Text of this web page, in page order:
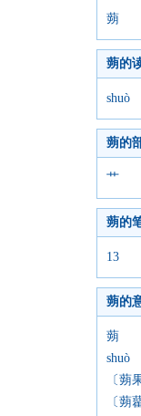
蒴
蒴的
shuò
蒴的
艹
蒴的
13
蒴的
蒴
shuò
〔蒴
〔蒴